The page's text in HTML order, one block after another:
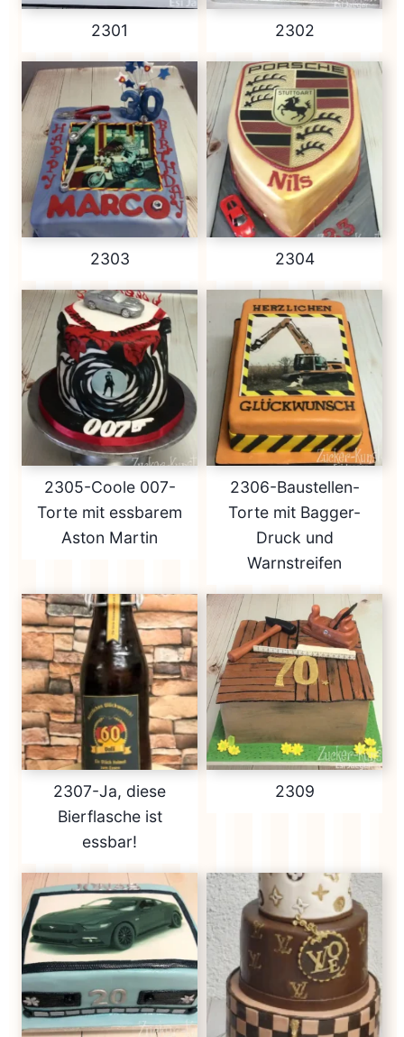
bei eurer Anfrage an und wir gestalten eine
ähnliche Torte nach eurem Geschmack.
2301 2302
2303 2304
2305-Coole 007-
Torte mit essbarem
Aston Martin
2306-Baustellen-
Torte mit Bagger-
Druck und
Warnstreifen
2307-Ja, diese
Bierflasche ist
essbar!
2309